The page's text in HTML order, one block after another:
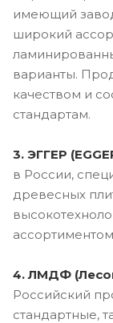
имеющий
широкий
варианты.
качеством и
стандартам.
3. ЭГГЕР
в России,
древесных
4. ЛМДФ
Российский
стандартные,